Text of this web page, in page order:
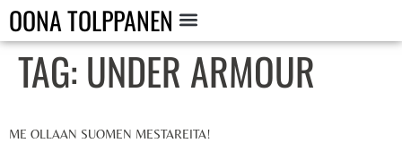
OONA TOLPPANEN
TAG: UNDER ARMOUR
ME OLLAAN SUOMEN MESTAREITA!